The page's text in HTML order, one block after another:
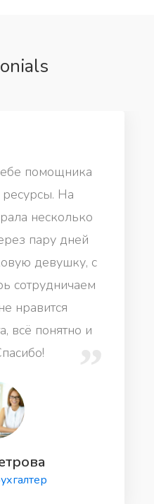
помощника
На
несколько
пару дней
девушку, с
сотрудничаем
нравится
всё понятно и